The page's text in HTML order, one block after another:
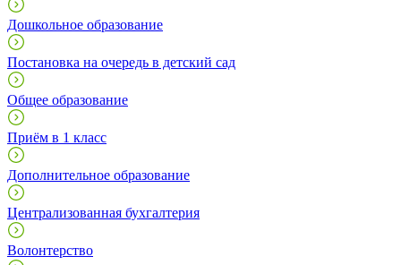
Дошкольное образование
Постановка на очередь в детский сад
Общее образование
Приём в 1 класс
Дополнительное образование
Централизованная бухгалтерия
Волонтерство